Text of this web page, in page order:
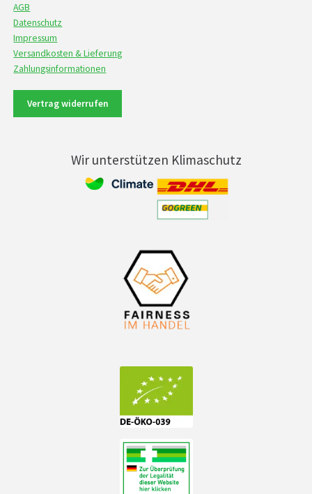
AGB
Datenschutz
Impressum
Versandkosten & Lieferung
Zahlungsinformationen
Vertrag widerrufen
Wir unterstützen Klimaschutz